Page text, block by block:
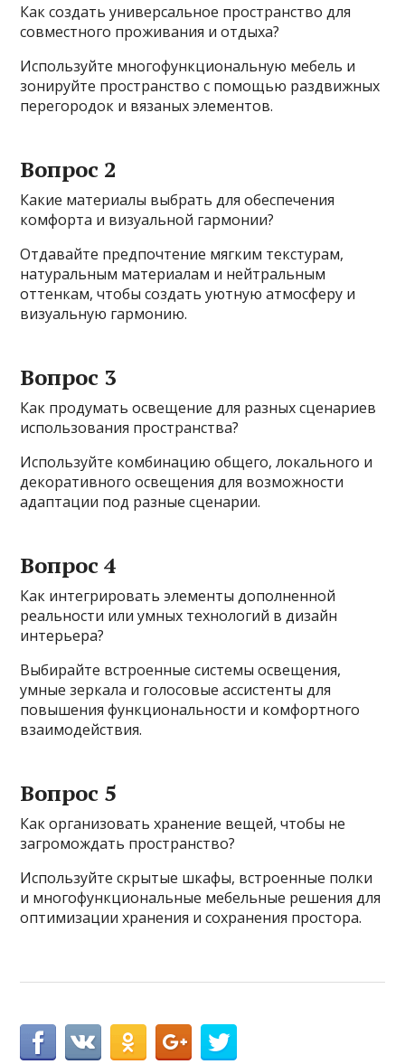
Как создать универсальное пространство для
совместного проживания и отдыха?
Используйте многофункциональную мебель и
зонируйте пространство с помощью раздвижных
перегородок и вязаных элементов.
Вопрос 2
Какие материалы выбрать для обеспечения
комфорта и визуальной гармонии?
Отдавайте предпочтение мягким текстурам,
натуральным материалам и нейтральным
оттенкам, чтобы создать уютную атмосферу и
визуальную гармонию.
Вопрос 3
Как продумать освещение для разных сценариев
использования пространства?
Используйте комбинацию общего, локального и
декоративного освещения для возможности
адаптации под разные сценарии.
Вопрос 4
Как интегрировать элементы дополненной
реальности или умных технологий в дизайн
интерьера?
Выбирайте встроенные системы освещения,
умные зеркала и голосовые ассистенты для
повышения функциональности и комфортного
взаимодействия.
Вопрос 5
Как организовать хранение вещей, чтобы не
загромождать пространство?
Используйте скрытые шкафы, встроенные полки
и многофункциональные мебельные решения для
оптимизации хранения и сохранения простора.